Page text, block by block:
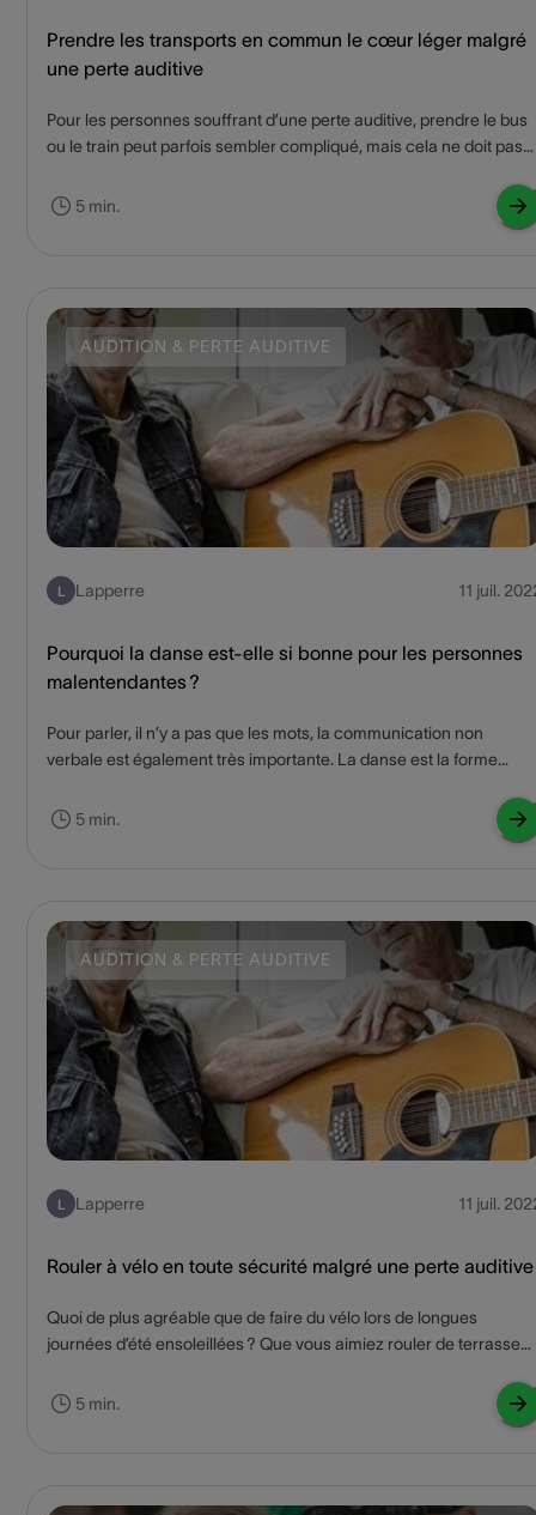
Prendre les transports en commun le cœur léger malgré
une perte auditive
Pour les personnes souffrant d’une perte auditive, prendre le bus
ou le train peut parfois sembler compliqué, mais cela ne doit pas
précieux lors de vos déplacements.
5 min.
AUDITION & PERTE AUDITIVE
L Lapperre 11 juil.
Pourquoi la danse est-elle si bonne pour les personnes
malentendantes ?
Pour parler, il n’y a pas que les mots, la communication non
verbale est également très importante. La danse est la forme
avantages pour les personnes souffrant d’une perte d’audition.
5 min.
AUDITION & PERTE AUDITIVE
L Lapperre 11 juil.
Rouler à vélo en toute sécurité malgré une perte auditive
Quoi de plus agréable que de faire du vélo lors de longues
journées d’été ensoleillées ? Que vous aimiez rouler de terrasse
conseils vous permettront de pédaler en toute sécurité.
5 min.